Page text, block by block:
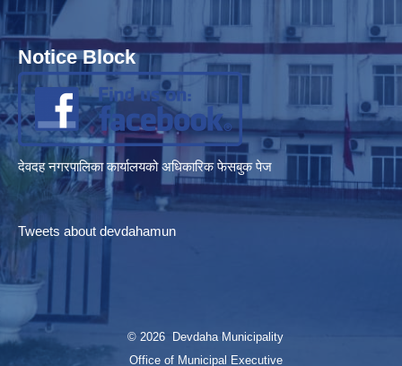
Notice Block
देवदह नगरपालिका कार्यालयको अधिकारिक फेसबुक पेज
Tweets about devdahamun
© 2026 Devdaha Municipality
Office of Municipal Executive